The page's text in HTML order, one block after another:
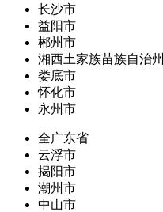
长沙市
益阳市
郴州市
湘西土家族苗族自治州
娄底市
怀化市
永州市
全广东省
云浮市
揭阳市
潮州市
中山市